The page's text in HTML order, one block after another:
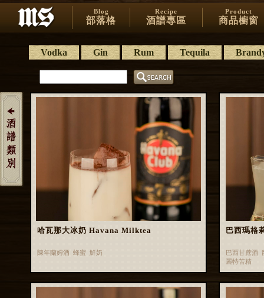
Blog
部落格
Recipe
酒譜專區
Product
商品櫥窗
Vodka Gin Rum Tequila
哈瓦那大冰奶 Havana Milktea
陳年蘭姆酒 蜂蜜 鮮奶
巴西瑪
巴西甘蔗酒
麗特苦精